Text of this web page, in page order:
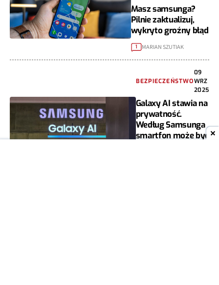
Masz samsunga?
Pilnie zaktualizuj,
wykryto groźny błąd
1 MARIAN SZUTIAK
BEZPIECZEŃSTWO
09
WRZ
2025
Galaxy AI stawia na
prywatność.
Według Samsunga
smartfon może być